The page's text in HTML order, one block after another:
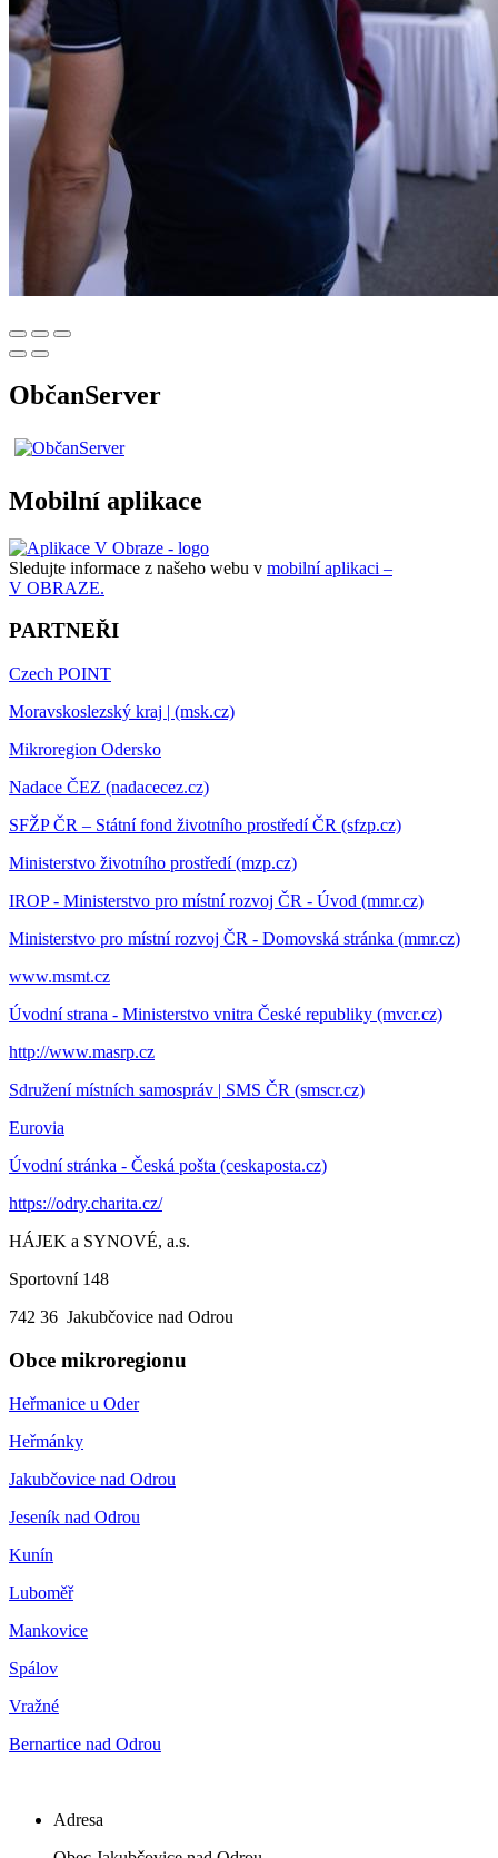
ObčanServer
Mobilní aplikace
Sledujte informace z našeho webu v mobilní aplikaci –
V OBRAZE.
PARTNEŘI
Czech POINT
Moravskoslezský kraj | (msk.cz)
Mikroregion Odersko
Nadace ČEZ (nadacecez.cz)
SFŽP ČR – Státní fond životního prostředí ČR (sfzp.cz)
Ministerstvo životního prostředí (mzp.cz)
IROP - Ministerstvo pro místní rozvoj ČR - Úvod (mmr.cz)
Ministerstvo pro místní rozvoj ČR - Domovská stránka (mmr.cz)
www.msmt.cz
Úvodní strana - Ministerstvo vnitra České republiky (mvcr.cz)
http://www.masrp.cz
Sdružení místních samospráv | SMS ČR (smscr.cz)
Eurovia
Úvodní stránka - Česká pošta (ceskaposta.cz)
https://odry.charita.cz/
HÁJEK a SYNOVÉ, a.s.
Sportovní 148
742 36 Jakubčovice nad Odrou
Obce mikroregionu
Heřmanice u Oder
Heřmánky
Jakubčovice nad Odrou
Jeseník nad Odrou
Kunín
Luboměř
Mankovice
Spálov
Vražné
Bernartice nad Odrou
Adresa